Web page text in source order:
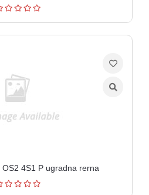
OS2 4S1 P ugradna rerna